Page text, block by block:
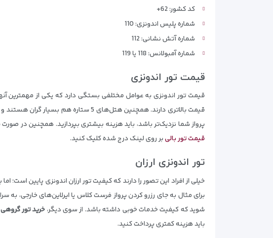
کد کشور: 62+
شماره پلیس اندونزی: 110
شماره آتش نشانی: 112
شماره آمبولانس: 118 یا 119
قیمت تور اندونزی
قیمت تور اندونزی به عوامل مختلفی بستگی دارد که یکی از مهمترین
قیمت بالاتری دارند. همچنین هتل‌های 5
پرواز شما نزدیک‌تر باشد، باید هزینه بیشتری بپردازید. همچنین در
قیمت تور بالیبر روی لینک درج شده کلیک کنید.
تور اندونزی ارزان
خیلی از افراد این تصور را دارند که کیفیت تور ارزان اندونزی پایین
شوید که کیفیت خدمات خوبی داشته باشد. از سوی دیگر،خرید تور گروهی
باید هزینه کمتری پرداخت کنید.